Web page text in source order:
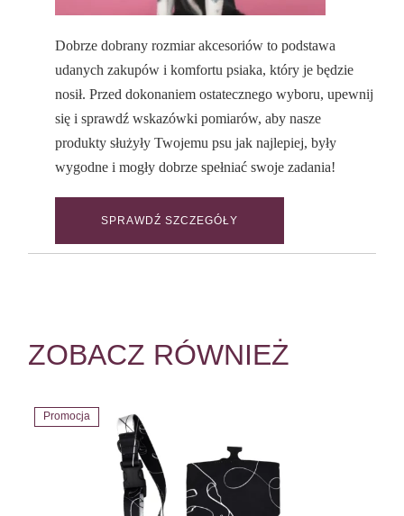
Dobrze dobrany rozmiar akcesoriów to podstawa
udanych zakupów i komfortu psiaka, który je będzie
nosił. Przed dokonaniem ostatecznego wyboru, upewnij
się i sprawdź wskazówki pomiarów, aby nasze
produkty służyły Twojemu psu jak najlepiej, były
wygodne i mogły dobrze spełniać swoje zadania!
SPRAWDŹ SZCZEGÓŁY
ZOBACZ RÓWNIEŻ
Promocja